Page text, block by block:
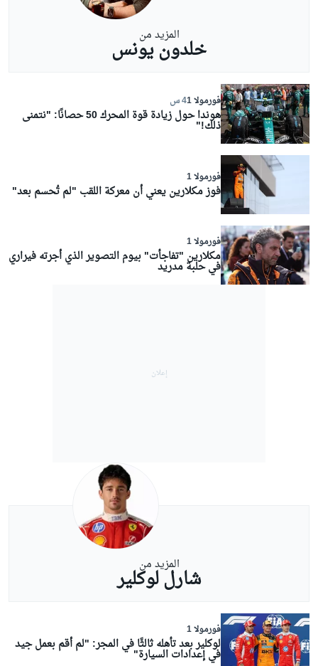
المزيد من
خلدون يونس
فورمولا 1 4 س
هوندا حول زيادة قوة المحرك 50 حصانًا: "نتمنى
ذلك!"
فورمولا 1
فوز مكلارين يعني أن معركة اللقب "لم تُحسم بعد"
فورمولا 1
مكلارين "تفاجأت" بيوم التصوير الذي أجرته فيراري
في حلبة مدريد
المزيد من
شارل لوكلير
فورمولا 1
لوكلير بعد تأهله ثالثًا في المجر: "لم أقم بعمل جيد
في إعدادات السيارة"